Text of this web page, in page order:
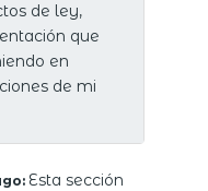
de ley,
que
en
de mi
Esta sección